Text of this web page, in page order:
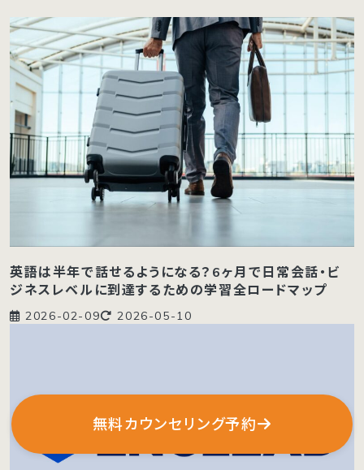
英語は半年で話せるようになる？6ヶ月で日常会話・ビ
ジネスレベルに到達するための学習全ロードマップ
2026-02-09 2026-05-10
無料カウンセリング予約